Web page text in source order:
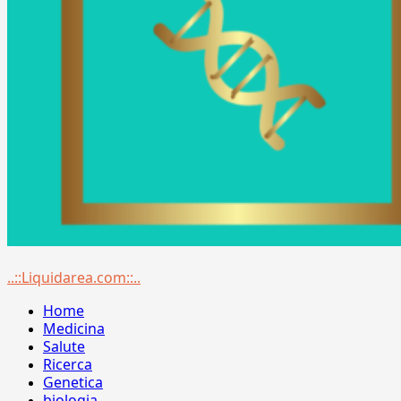
Menu
..::Liquidarea.com::..
Home
Medicina
Salute
Ricerca
Genetica